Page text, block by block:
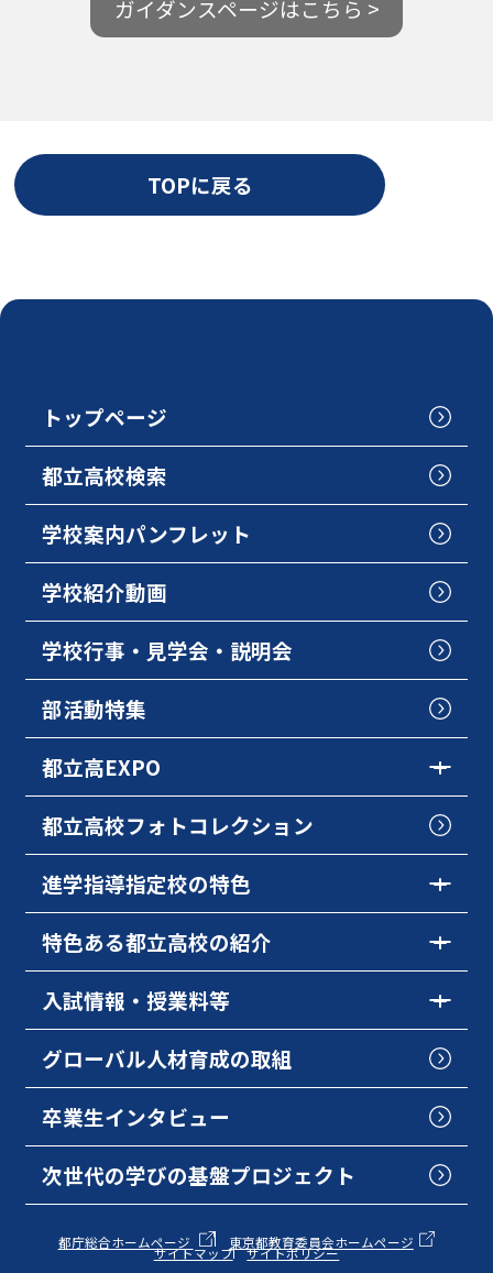
ガイダンスページはこちら >
TOPに戻る
トップページ
都立高校検索
学校案内パンフレット
学校紹介動画
学校行事・見学会・説明会
部活動特集
都立高EXPO
都立高校フォトコレクション
進学指導指定校の特色
特色ある都立高校の紹介
入試情報・授業料等
グローバル人材育成の取組
卒業生インタビュー
次世代の学びの基盤プロジェクト
都庁総合ホームページ 東京都教育委員会ホームページ
サイトマップ サイトポリシー